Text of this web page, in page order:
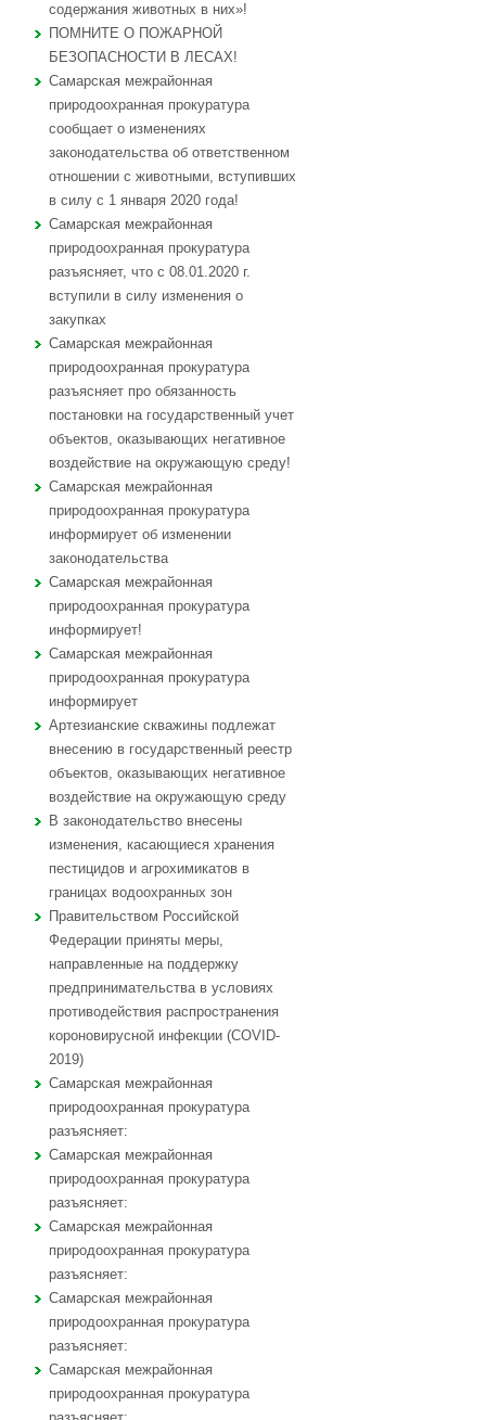
содержания животных в них»!
ПОМНИТЕ О ПОЖАРНОЙ
БЕЗОПАСНОСТИ В ЛЕСАХ!
Самарская межрайонная
природоохранная прокуратура
сообщает о изменениях
законодательства об ответственном
отношении с животными, вступивших
в силу с 1 января 2020 года!
Самарская межрайонная
природоохранная прокуратура
разъясняет, что с 08.01.2020 г.
вступили в силу изменения о
закупках
Самарская межрайонная
природоохранная прокуратура
разъясняет про обязанность
постановки на государственный учет
объектов, оказывающих негативное
воздействие на окружающую среду!
Самарская межрайонная
природоохранная прокуратура
информирует об изменении
законодательства
Самарская межрайонная
природоохранная прокуратура
информирует!
Самарская межрайонная
природоохранная прокуратура
информирует
Артезианские скважины подлежат
внесению в государственный реестр
объектов, оказывающих негативное
воздействие на окружающую среду
В законодательство внесены
изменения, касающиеся хранения
пестицидов и агрохимикатов в
границах водоохранных зон
Правительством Российской
Федерации приняты меры,
направленные на поддержку
предпринимательства в условиях
противодействия распространения
короновирусной инфекции (COVID-
2019)
Самарская межрайонная
природоохранная прокуратура
разъясняет:
Самарская межрайонная
природоохранная прокуратура
разъясняет:
Самарская межрайонная
природоохранная прокуратура
разъясняет:
Самарская межрайонная
природоохранная прокуратура
разъясняет:
Самарская межрайонная
природоохранная прокуратура